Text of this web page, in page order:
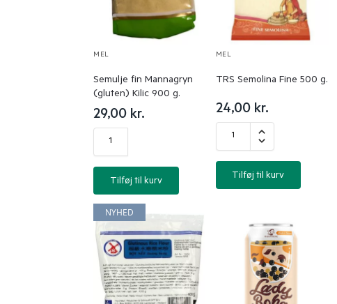
MEL
Semulje fin Mannagryn
(gluten) Kilic 900 g.
29,00 kr.
Tilføj til kurv
MEL
TRS Semolina Fine 500 g.
24,00 kr.
Tilføj til kurv
NYHED